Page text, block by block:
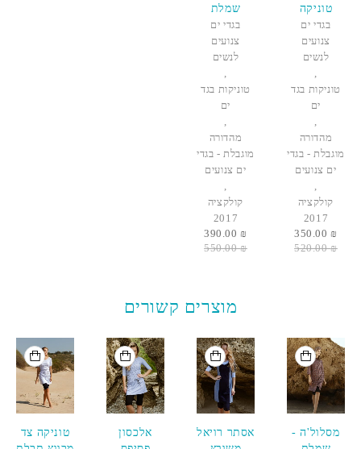
טוניקה
ארוכה
קוביות
שחור לבן
בגדי ים
צנועים
לנשים
,
טוניקות בגד
ים
,
מהדורה
מוגבלת - בגדי
ים צנועים
,
קולקציה
2017
520.00₪
350.00₪
שמלת
תיקתקים
כחול נייבי
בגדי ים
צנועים
לנשים
,
טוניקות בגד
ים
,
מהדורה
מוגבלת - בגדי
ים צנועים
,
קולקציה
2017
550.00₪
390.00₪
מוצרים קשורים
מסלול'ה -
אסתר רויאל
אלכסון
טוניקה צד